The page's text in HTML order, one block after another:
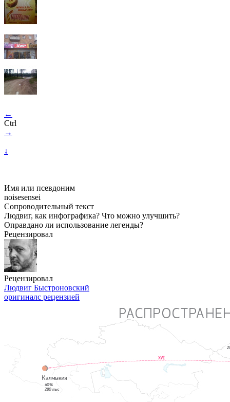
←
Ctrl
→
↓
Имя или псевдоним
noisesensei
Сопроводительный текст
Людвиг, как инфографика? Что можно улучшить?
Оправдано ли использование легенды?
Рецензировал
Рецензировал
Людвиг Быстроновский
оригиналс рецензией